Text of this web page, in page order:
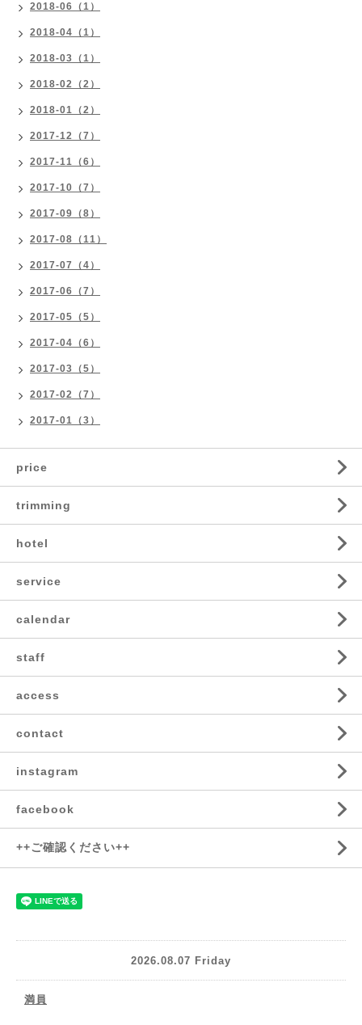
2018-06（1）
2018-04（1）
2018-03（1）
2018-02（2）
2018-01（2）
2017-12（7）
2017-11（6）
2017-10（7）
2017-09（8）
2017-08（11）
2017-07（4）
2017-06（7）
2017-05（5）
2017-04（6）
2017-03（5）
2017-02（7）
2017-01（3）
price
trimming
hotel
service
calendar
staff
access
contact
instagram
facebook
++ご確認ください++
2026.08.07 Friday
満員